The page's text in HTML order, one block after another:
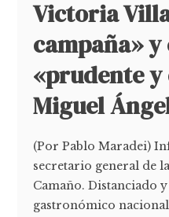
Victoria
campaña»
«prudente y
Miguel
(Por Pablo Maradei)
secretario general de
Camaño. Distanciado
gastronómico